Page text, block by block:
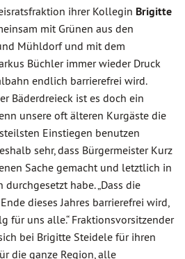
ihrer Kollegin Brigitte
mit Grünen aus den
Mühldorf und mit dem
Büchler immer wieder Druck
endlich barrierefrei wird.
Bäderdreieck ist es doch ein
unsere oft älteren Kurgäste die
Einstiegen benutzen
sehr, dass Bürgermeister Kurz
Sache gemacht und letztlich in
habe. „Dass die
dieses Jahres barrierefrei wird,
für uns alle.“ Fraktionsvorsitzender
bei Brigitte Steidele für ihren
die ganze Region, alle